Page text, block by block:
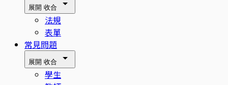
展開 收合
法規
表單
常見問題
展開 收合
學生